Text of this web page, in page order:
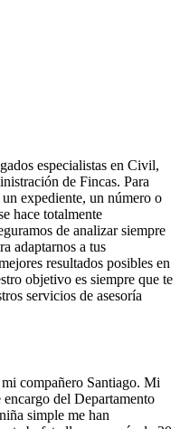
especialistas en Civil,
de Fincas. Para
expediente, un número o
hace totalmente
de analizar siempre
adaptarnos a tus
resultados posibles en
objetivo es siempre que te
servicios de asesoría
compañero Santiago. Mi
del Departamento
simple me han